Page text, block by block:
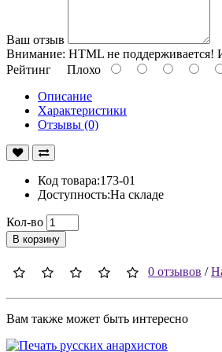
Ваш отзыв
Внимание: HTML не поддерживается!
Рейтинг Плохо
Описание
Характеристики
Отзывы (0)
Код товара:173-01
Доступность:На складе
Кол-во
В корзину
0 отзывов /
Вам также может быть интересно